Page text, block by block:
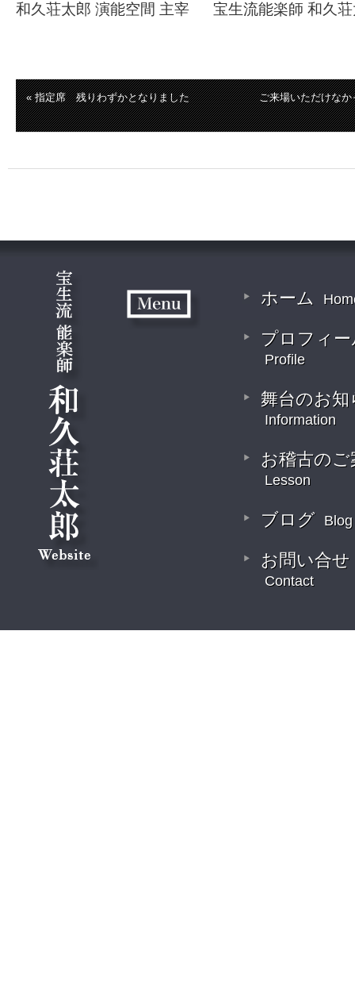
和久荘太郎 演能空間 主宰 宝生流能楽師 和久荘
« 指定席 残りわずかとなりました ご来場いただけな
ホーム
プロフィー
Profile
舞台のお知
Information
お稽古のご
Lesson
ブログ Blog
お問い合せ
Contact